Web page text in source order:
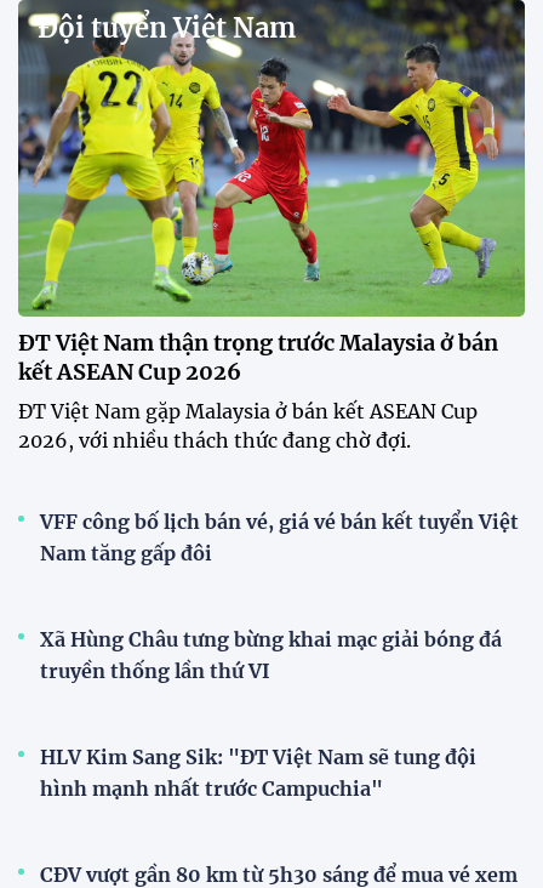
Đội tuyển Việt Nam
ĐT Việt Nam thận trọng trước Malaysia ở bán
kết ASEAN Cup 2026
ĐT Việt Nam gặp Malaysia ở bán kết ASEAN Cup
2026, với nhiều thách thức đang chờ đợi.
VFF công bố lịch bán vé, giá vé bán kết tuyển Việt
Nam tăng gấp đôi
Xã Hùng Châu tưng bừng khai mạc giải bóng đá
truyền thống lần thứ VI
HLV Kim Sang Sik: "ĐT Việt Nam sẽ tung đội
hình mạnh nhất trước Campuchia"
CĐV vượt gần 80 km từ 5h30 sáng để mua vé xem